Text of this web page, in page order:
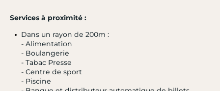
Services à proximité :
Dans un rayon de 200m :
- Alimentation
- Boulangerie
- Tabac Presse
- Centre de sport
- Piscine
- 15 %
AVORIAZ 4.5 / 5